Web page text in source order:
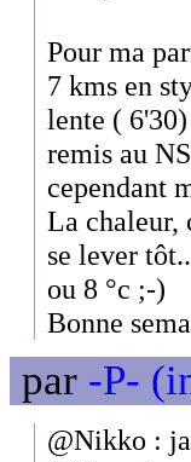
Pour ma
7 kms en
lente (
remis au
cependant
La chaleur,
se lever
ou 8 °c ;-)
Bonne
par -P-
@Nikko :